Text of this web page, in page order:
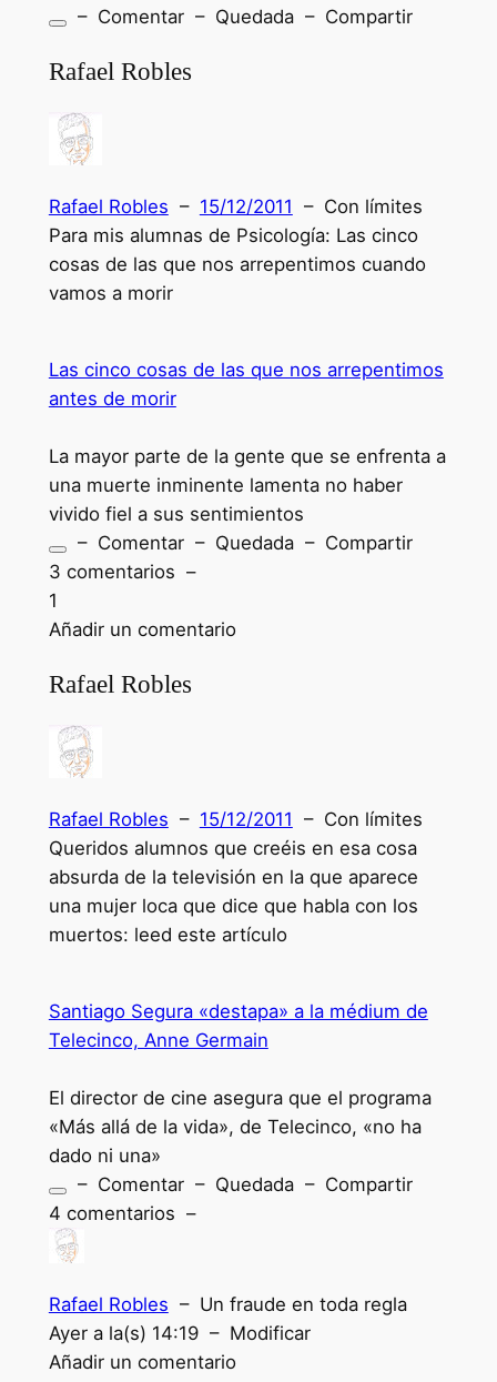
– Comentar – Quedada – Compartir
Rafael Robles
Rafael Robles – 15/12/2011 – Con límites
Para mis alumnas de Psicología: Las cinco
cosas de las que nos arrepentimos cuando
vamos a morir
Las cinco cosas de las que nos arrepentimos
antes de morir
La mayor parte de la gente que se enfrenta a
una muerte inminente lamenta no haber
vivido fiel a sus sentimientos
– Comentar – Quedada – Compartir
3 comentarios –
1
Añadir un comentario
Rafael Robles
Rafael Robles – 15/12/2011 – Con límites
Queridos alumnos que creéis en esa cosa
absurda de la televisión en la que aparece
una mujer loca que dice que habla con los
muertos: leed este artículo
Santiago Segura «destapa» a la médium de
Telecinco, Anne Germain
El director de cine asegura que el programa
«Más allá de la vida», de Telecinco, «no ha
dado ni una»
– Comentar – Quedada – Compartir
4 comentarios –
Rafael Robles – Un fraude en toda regla
Ayer a la(s) 14:19 – Modificar
Añadir un comentario